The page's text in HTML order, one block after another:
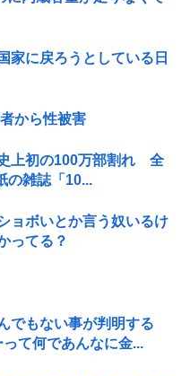
家に戻ろうとしている日
から性被害
上初の100万部割れ 全
の雑誌「10...
ョボいとか言う奴いるけ
ってる？
でもない事が判明する
て何であんなに金...